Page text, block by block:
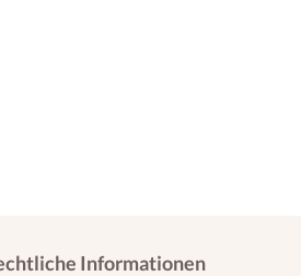
Informationen